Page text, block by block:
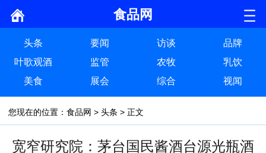
食品网
头条 要闻 访谈
品牌
叶歌观酒
监管 农牧
乳饮
美食
展会 综合 视闻
您现在的位置： 食品网 > 头条 > 正文
宽窄研究院：茅台国民酱酒台源光瓶酒